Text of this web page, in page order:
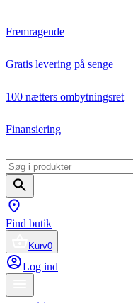
Fremragende
Gratis levering på senge
100 nætters ombytningsret
Finansiering
Find butik
Kurv0
Log ind